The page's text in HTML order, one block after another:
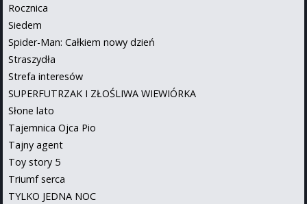
Rocznica
Siedem
Spider-Man: Całkiem nowy dzień
Straszydła
Strefa interesów
SUPERFUTRZAK I ZŁOŚLIWA WIEWIÓRKA
Słone lato
Tajemnica Ojca Pio
Tajny agent
Toy story 5
Triumf serca
TYLKO JEDNA NOC